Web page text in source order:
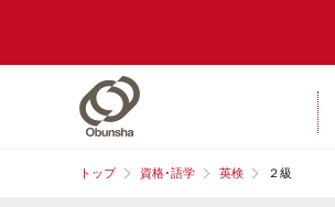
トップ 資格･語学 英検 ２級